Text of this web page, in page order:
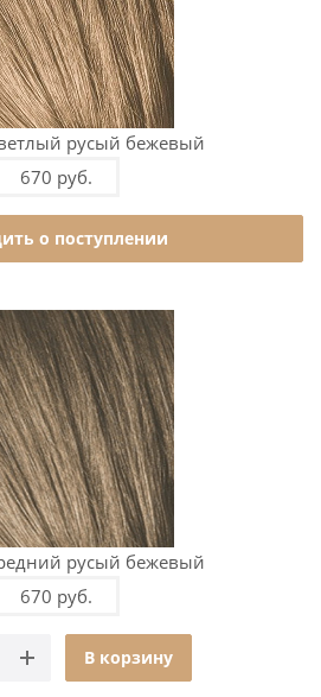
русый бежевый
670 руб.
о поступлении
русый бежевый
670 руб.
В корзину